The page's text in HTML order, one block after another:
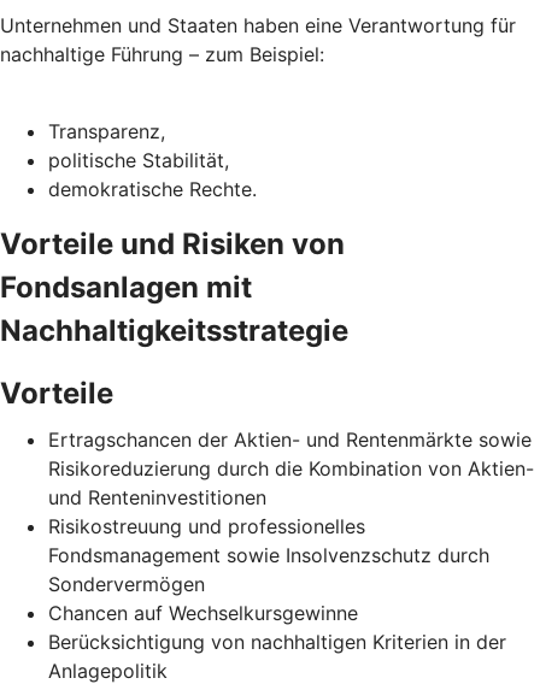
Unternehmen und Staaten haben eine Verantwortung für
nachhaltige Führung – zum Beispiel:
Transparenz,
politische Stabilität,
demokratische Rechte.
Vorteile und Risiken von
Fondsanlagen mit
Nachhaltigkeitsstrategie
Vorteile
Ertragschancen der Aktien- und Rentenmärkte sowie
Risikoreduzierung durch die Kombination von Aktien-
und Renteninvestitionen
Risikostreuung und professionelles
Fondsmanagement sowie Insolvenzschutz durch
Sondervermögen
Chancen auf Wechselkursgewinne
Berücksichtigung von nachhaltigen Kriterien in der
Anlagepolitik